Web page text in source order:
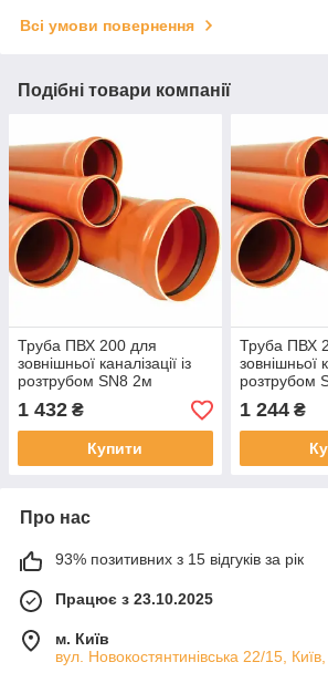
Всі умови повернення
Подібні товари компанії
Труба ПВХ 200 для
зовнішньої каналізації із
розтрубом SN8 2м
1 432 ₴
Купити
Труба ПВХ
зовнішньої
розтрубом
1 244₴
Про нас
93% позитивних з 15 відгуків за рік
Працює з 23.10.2025
м. Київ
вул. Новокостянтинівська 22/15,